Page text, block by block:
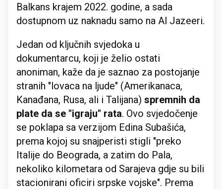
Balkans krajem 2022. godine, a sada
dostupnom uz naknadu samo na Al Jazeeri.
Jedan od ključnih svjedoka u
dokumentarcu, koji je želio ostati
anoniman, kaže da je saznao za postojanje
stranih "lovaca na ljude" (Amerikanaca,
Kanađana, Rusa, ali i Talijana) spremnih da
plate da se "igraju" rata. Ovo svjedočenje
se poklapa sa verzijom Edina Subašića,
prema kojoj su snajperisti stigli "preko
Italije do Beograda, a zatim do Pala,
nekoliko kilometara od Sarajeva gdje su bili
stacionirani oficiri srpske vojske". Prema